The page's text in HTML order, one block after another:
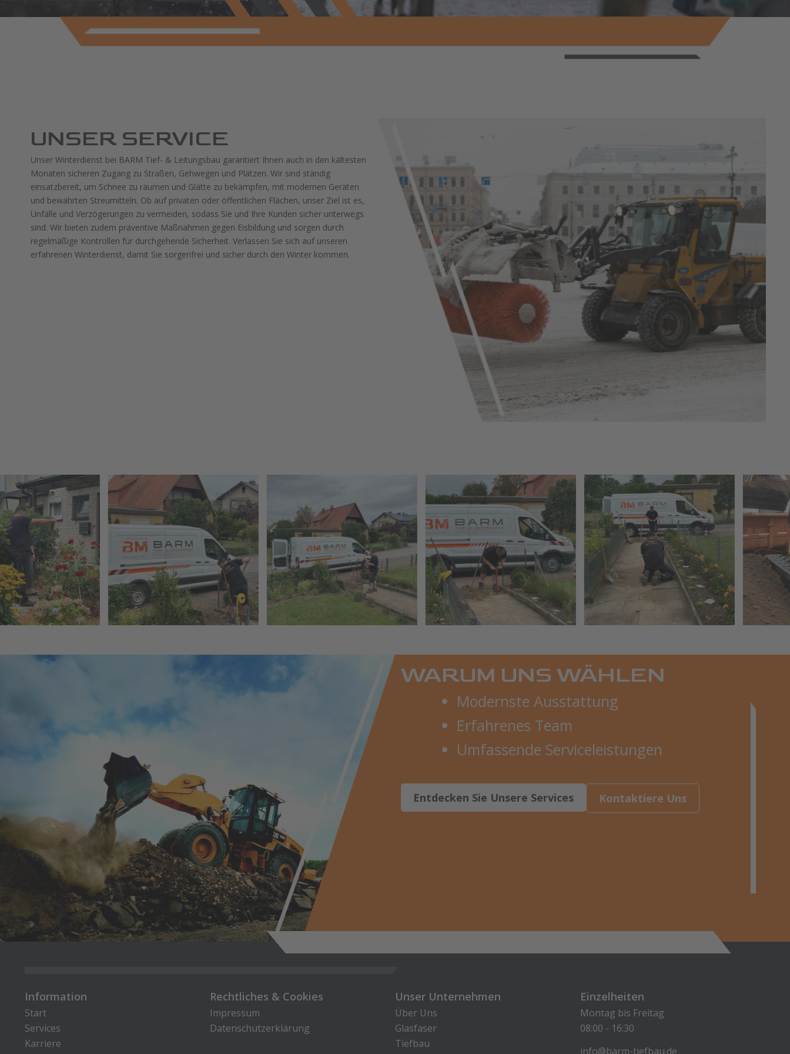
UNSER SERVICE
Unser Winterdienst bei BARM Tief- & Leitungsbau garantiert Ihnen auch in den kältesten
Monaten sicheren Zugang zu Straßen, Gehwegen und Plätzen. Wir sind ständig
einsatzbereit, um Schnee zu räumen und Glätte zu bekämpfen, mit modernen Geräten
und bewährten Streumitteln. Ob auf privaten oder öffentlichen Flächen, unser Ziel ist es,
Unfälle und Verzögerungen zu vermeiden, sodass Sie und Ihre Kunden sicher unterwegs
sind. Wir bieten zudem präventive Maßnahmen gegen Eisbildung und sorgen durch
regelmäßige Kontrollen für durchgehende Sicherheit. Verlassen Sie sich auf unseren
erfahrenen Winterdienst, damit Sie sorgenfrei und sicher durch den Winter kommen.
WARUM UNS WÄHLEN
Modernste Ausstattung
Erfahrenes Team
Umfassende Serviceleistungen
Entdecken Sie Unsere Services Kontaktiere Uns
Information
Start
Services
Karriere
Rechtliches & Cookies
Impressum
Datenschutzerklärung
Unser Unternehmen
Über Uns
Glasfaser
Tiefbau
Einzelheiten
Montag bis Freitag
08:00 - 16:30
info@barm-tiefbau.de